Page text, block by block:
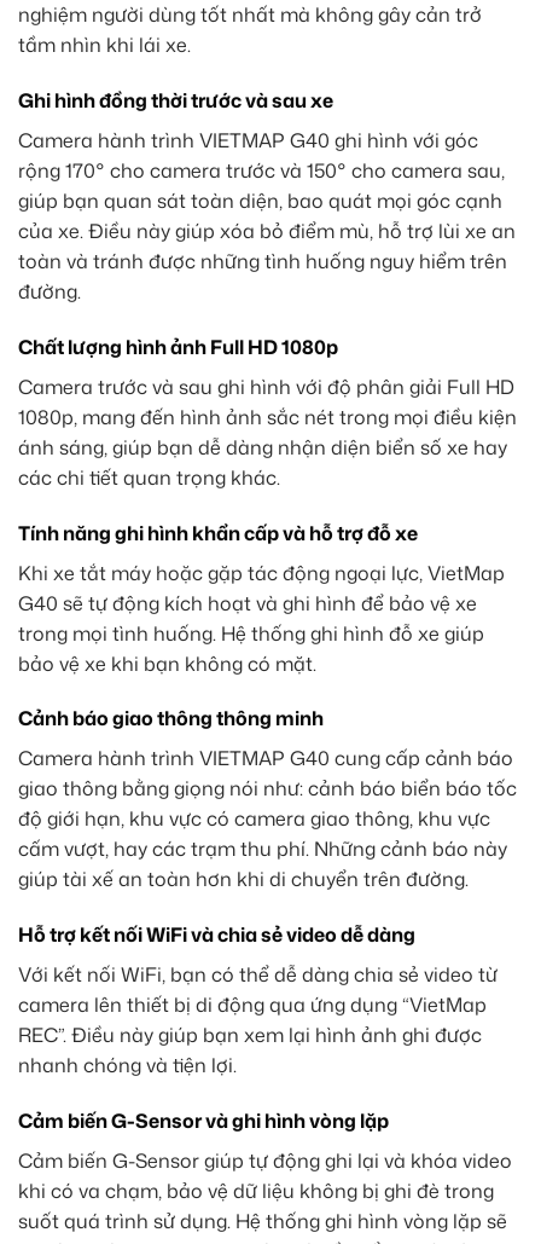
nghiệm người dùng tốt nhất mà không gây cản trở
tầm nhìn khi lái xe.
Ghi hình đồng thời trước và sau xe
Camera hành trình VIETMAP G40 ghi hình với góc
rộng 170° cho camera trước và 150° cho camera sau,
giúp bạn quan sát toàn diện, bao quát mọi góc cạnh
của xe. Điều này giúp xóa bỏ điểm mù, hỗ trợ lùi xe an
toàn và tránh được những tình huống nguy hiểm trên
đường.
Chất lượng hình ảnh Full HD 1080p
Camera trước và sau ghi hình với độ phân giải Full HD
1080p, mang đến hình ảnh sắc nét trong mọi điều kiện
ánh sáng, giúp bạn dễ dàng nhận diện biển số xe hay
các chi tiết quan trọng khác.
Tính năng ghi hình khẩn cấp và hỗ trợ đỗ xe
Khi xe tắt máy hoặc gặp tác động ngoại lực, VietMap
G40 sẽ tự động kích hoạt và ghi hình để bảo vệ xe
trong mọi tình huống. Hệ thống ghi hình đỗ xe giúp
bảo vệ xe khi bạn không có mặt.
Cảnh báo giao thông thông minh
Camera hành trình VIETMAP G40 cung cấp cảnh báo
giao thông bằng giọng nói như: cảnh báo biển báo tốc
độ giới hạn, khu vực có camera giao thông, khu vực
cấm vượt, hay các trạm thu phí. Những cảnh báo này
giúp tài xế an toàn hơn khi di chuyển trên đường.
Hỗ trợ kết nối WiFi và chia sẻ video dễ dàng
Với kết nối WiFi, bạn có thể dễ dàng chia sẻ video từ
camera lên thiết bị di động qua ứng dụng “VietMap
REC”. Điều này giúp bạn xem lại hình ảnh ghi được
nhanh chóng và tiện lợi.
Cảm biến G-Sensor và ghi hình vòng lặp
Cảm biến G-Sensor giúp tự động ghi lại và khóa video
khi có va chạm, bảo vệ dữ liệu không bị ghi đè trong
suốt quá trình sử dụng. Hệ thống ghi hình vòng lặp sẽ